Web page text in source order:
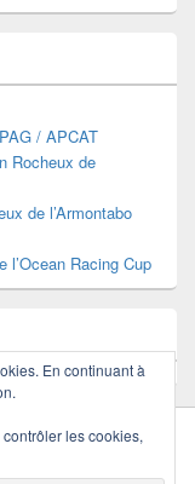
/ APCAT
Rocheux de
de l’Armontabo
l’Ocean Racing Cup
En continuant à
les cookies,